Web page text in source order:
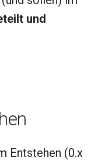
und
Entstehen (0.x